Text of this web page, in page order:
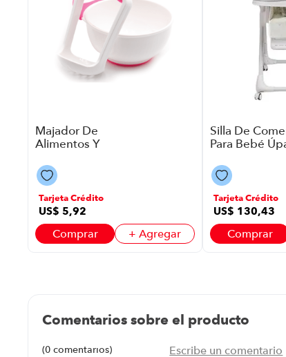
Majador De
Alimentos Y
Bgb001 P88666 |
Color Varios
Tarjeta Crédito
US$ 5,92
Comprar + Agregar
Silla De
Para Bebé
P8906 | Color
Tarjeta Crédito
US$ 130,43
Comprar
Comentarios sobre el producto
(0 comentarios) Escribe un comentario